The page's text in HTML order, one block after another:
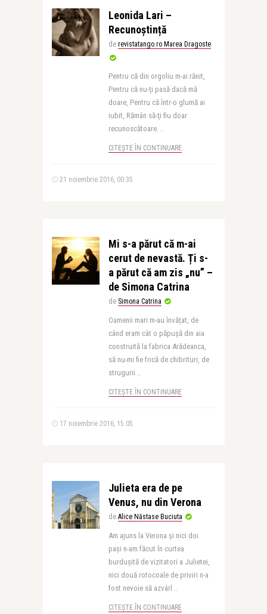
Leonida Lari –
Recunoștință
de revistatango.ro Marea Dragoste
Pentru că din orgoliu m-ai rănit,
Pentru că nu-ţi pasă dacă mă
doare, Pentru că într-o glumă ai
iubit, Rămân să-ţi fiu doar
recunoscătoare. ..
CITEȘTE ÎN CONTINUARE
21 noiembrie 2016, 00:35
Mi s-a părut că m-ai
cerut de nevastă. Ți s-
a părut că am zis „nu” –
de Simona Catrina
de Simona Catrina
Oamenii mari m-au învățat, de
când eram cât o păpușă din aia
construită la fabrica Arădeanca,
să nu-mi fie frică de chibrituri, de
strugurii ..
CITEȘTE ÎN CONTINUARE
17 noiembrie 2016, 15:05
Julieta era de pe
Venus, nu din Verona
de Alice Năstase Buciuta
Am ajuns la Verona și nici doi
pași n-am făcut în curtea
burdușită de vizitatori a Julietei,
nici două rotocoale de priviri n-a
fost nevoie să azvârl ..
CITEȘTE ÎN CONTINUARE